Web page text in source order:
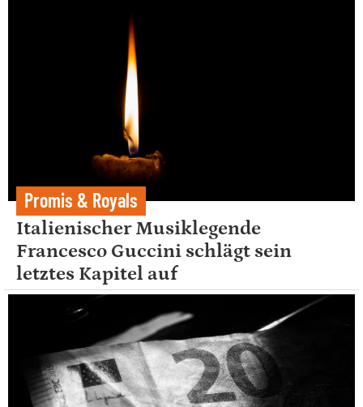
Promis & Royals
Italienischer Musiklegende
Francesco Guccini schlägt sein
letztes Kapitel auf